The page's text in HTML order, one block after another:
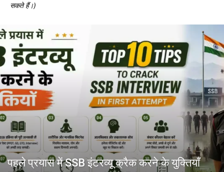
सकते हैं।)
पहले प्रयास में SSB इंटरव्यू क्रैक करने के युक्तियाँ